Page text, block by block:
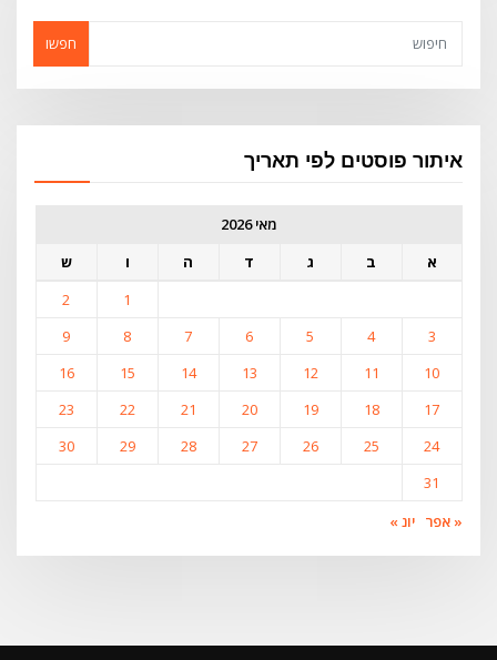
חפשו
איתור פוסטים לפי תאריך
מאי 2026
א
ב ג ד ה ו
ש
1
2
3
4
5
6
7
8
9
10
11
12
13
14
15
16
17
18
19
20
21
22
23
24
25
26
27
28
29
30
31
« אפר יונ »